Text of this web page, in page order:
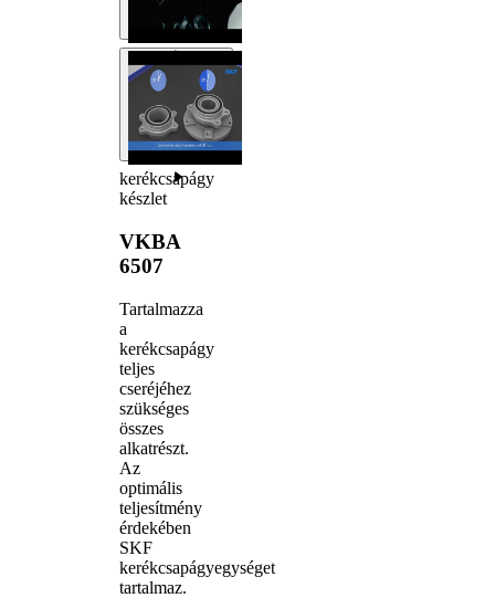
kerékcsapágy
készlet
VKBA
6507
Tartalmazza
a
kerékcsapágy
teljes
cseréjéhez
szükséges
összes
alkatrészt.
Az
optimális
teljesítmény
érdekében
SKF
kerékcsapágyegységet
tartalmaz.